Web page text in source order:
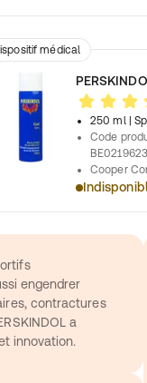
médical
250 ml
|
Code
Cooper
engendrer
contractures
a
innovation.